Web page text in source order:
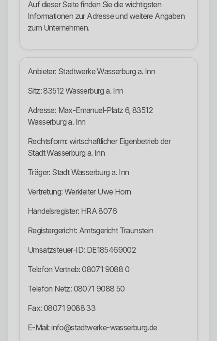
Auf dieser Seite finden Sie die wichtigsten
Informationen zur Adresse und weitere Angaben
zum Unternehmen.
Anbieter: Stadtwerke Wasserburg a. Inn
Sitz: 83512 Wasserburg a. Inn
Adresse: Max-Emanuel-Platz 6, 83512
Wasserburg a. Inn
Rechtsform: wirtschaftlicher Eigenbetrieb der
Stadt Wasserburg a. Inn
Träger: Stadt Wasserburg a. Inn
Vertretung: Werkleiter Uwe Horn
Handelsregister: HRA 8076
Registergericht: Amtsgericht Traunstein
Umsatzsteuer-ID: DE185469002
Telefon Vertrieb: 08071 9088 0
Telefon Netz: 08071 9088 50
Fax: 08071 9088 33
E-Mail: info@stadtwerke-wasserburg.de